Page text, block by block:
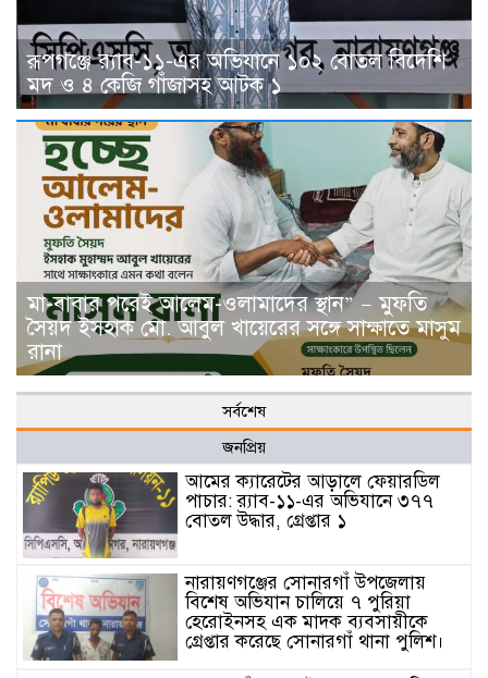
রূপগঞ্জে র‍্যাব-১১-এর অভিযানে ১০২ বোতল বিদেশি
মদ ও ৪ কেজি গাঁজাসহ আটক ১
মা-বাবার পরেই আলেম-ওলামাদের স্থান” — মুফতি
সৈয়দ ইসহাক মো. আবুল খায়েরের সঙ্গে সাক্ষাতে মাসুম
রানা
সর্বশেষ
জনপ্রিয়
আমের ক্যারেটের আড়ালে ফেয়ারডিল
পাচার: র‍্যাব-১১-এর অভিযানে ৩৭৭
বোতল উদ্ধার, গ্রেপ্তার ১
নারায়ণগঞ্জের সোনারগাঁ উপজেলায়
বিশেষ অভিযান চালিয়ে ৭ পুরিয়া
হেরোইনসহ এক মাদক ব্যবসায়ীকে
গ্রেপ্তার করেছে সোনারগাঁ থানা পুলিশ।